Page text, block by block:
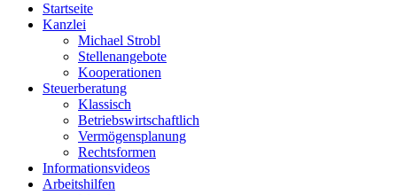
Startseite
Kanzlei
Michael Strobl
Stellenangebote
Kooperationen
Steuerberatung
Klassisch
Betriebswirtschaftlich
Vermögensplanung
Rechtsformen
Informationsvideos
Arbeitshilfen